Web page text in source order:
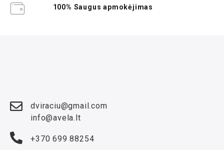
100% Saugus apmokėjimas
dviraciu@gmail.com
info@avela.lt
+370 699 88254